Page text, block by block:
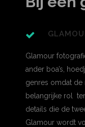
Glamour
ander boa’s,
genres omdat
belangrijke rol
details die de
Glamour wordt